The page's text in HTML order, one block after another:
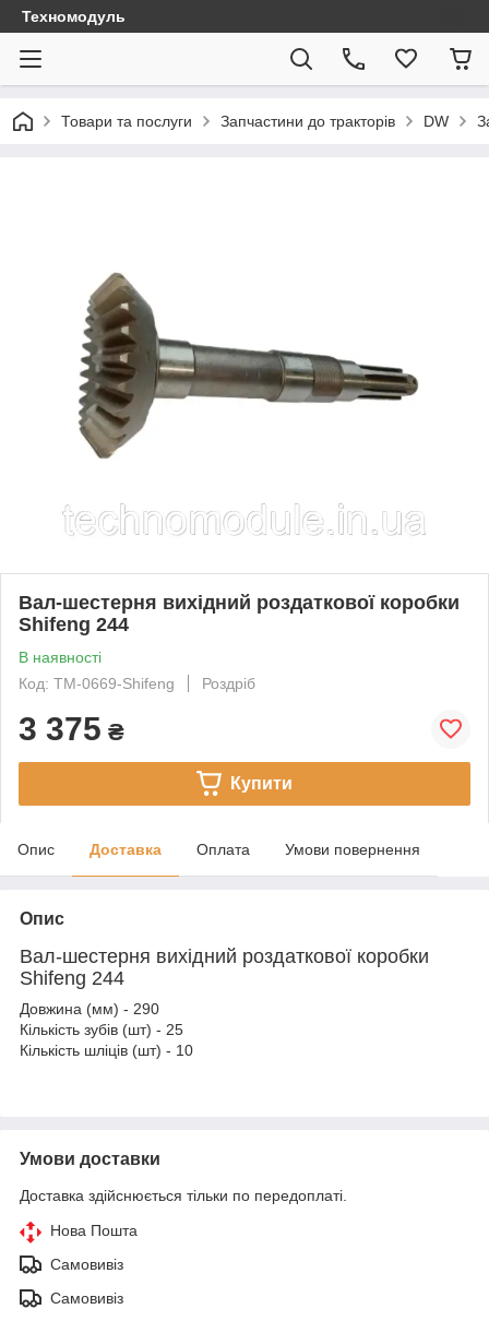
Техномодуль
Товари та послуги Запчастини до тракторів DW
Вал-шестерня вихідний роздаткової коробки
Shifeng 244
В наявності
Код: TM-0669-Shifeng
Роздріб
3 375 ₴
Купити
Опис Доставка Оплата Умови повернення
Опис
Вал-шестерня вихідний роздаткової коробки
Shifeng 244
Довжина (мм) - 290
Кількість зубів (шт) - 25
Кількість шліців (шт) - 10
Умови доставки
Доставка здійснюється тільки по передоплаті.
Нова Пошта
Самовивіз
Самовивіз